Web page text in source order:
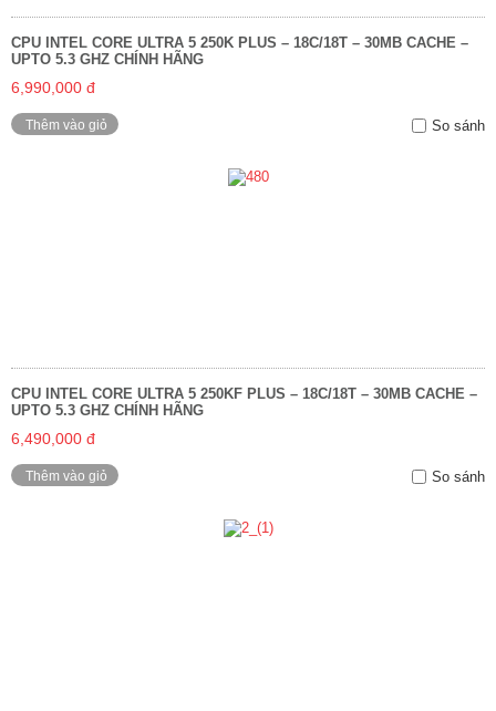
CPU INTEL CORE ULTRA 5 250K PLUS – 18C/18T – 30MB CACHE –
UPTO 5.3 GHZ CHÍNH HÃNG
6,990,000 đ
Thêm vào giỏ So sánh
CPU INTEL CORE ULTRA 5 250KF PLUS – 18C/18T – 30MB CACHE –
UPTO 5.3 GHZ CHÍNH HÃNG
6,490,000 đ
Thêm vào giỏ So sánh